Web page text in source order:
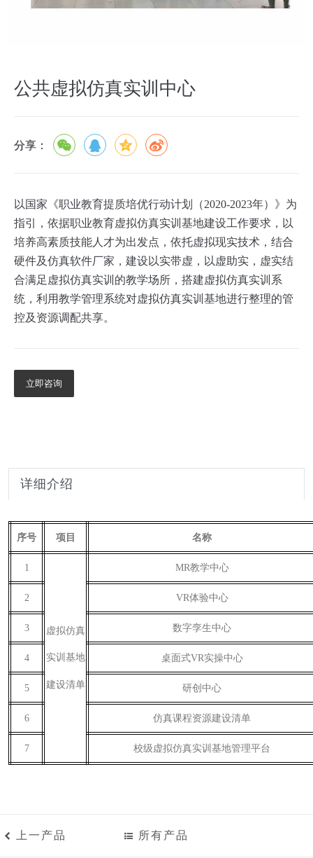
公共虚拟仿真实训中心
分享：
以国家《职业教育提质培优行动计划（2020-2023年）》为
指引，依据职业教育虚拟仿真实训基地建设工作要求，以
培养高素质技能人才为出发点，依托虚拟现实技术，结合
硬件及仿真软件厂家，建设以实带虚，以虚助实，虚实结
合满足虚拟仿真实训的教学场所，搭建虚拟仿真实训系
统，利用教学管理系统对虚拟仿真实训基地进行整理的管
控及资源调配共享。
立即咨询
详细介绍
序号 项目 名称
1
虚拟仿真
实训基地
建设清单
MR教学中心
2 VR体验中心
3 数字孪生中心
4 桌面式VR实操中心
5 研创中心
6 仿真课程资源建设清单
7 校级虚拟仿真实训基地管理平台
上一产品 所有产品